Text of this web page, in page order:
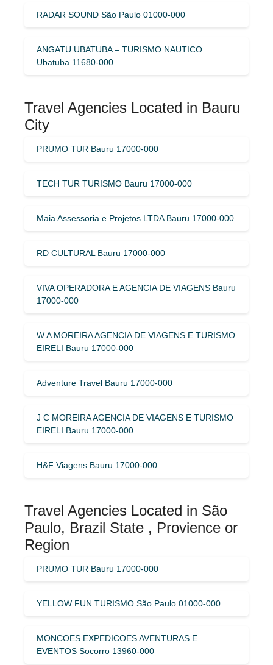
RADAR SOUND São Paulo 01000-000
ANGATU UBATUBA – TURISMO NAUTICO
Ubatuba 11680-000
Travel Agencies Located in Bauru
City
PRUMO TUR Bauru 17000-000
TECH TUR TURISMO Bauru 17000-000
Maia Assessoria e Projetos LTDA Bauru 17000-000
RD CULTURAL Bauru 17000-000
VIVA OPERADORA E AGENCIA DE VIAGENS Bauru
17000-000
W A MOREIRA AGENCIA DE VIAGENS E TURISMO
EIRELI Bauru 17000-000
Adventure Travel Bauru 17000-000
J C MOREIRA AGENCIA DE VIAGENS E TURISMO
EIRELI Bauru 17000-000
H&F Viagens Bauru 17000-000
Travel Agencies Located in São
Paulo, Brazil State , Provience or
Region
PRUMO TUR Bauru 17000-000
YELLOW FUN TURISMO São Paulo 01000-000
MONCOES EXPEDICOES AVENTURAS E
EVENTOS Socorro 13960-000